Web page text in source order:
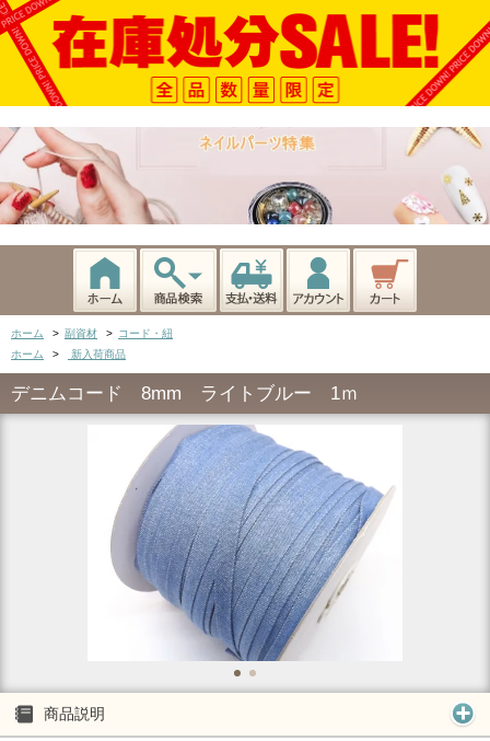
ホーム > 副資材 > コード・紐
ホーム
> 新入荷商品
デニムコード 8mm ライトブルー 1ｍ
商品説明